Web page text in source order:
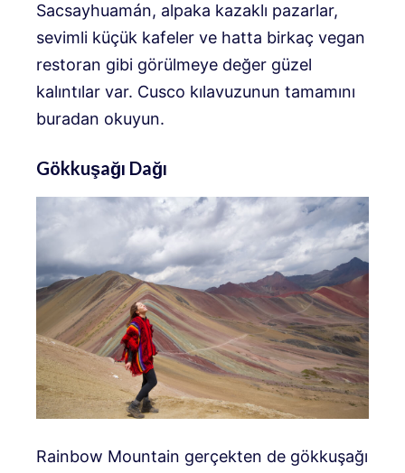
Sacsayhuamán, alpaka kazaklı pazarlar,
sevimli küçük kafeler ve hatta birkaç vegan
restoran gibi görülmeye değer güzel
kalıntılar var. Cusco kılavuzunun tamamını
buradan okuyun.
Gökkuşağı Dağı
Rainbow Mountain gerçekten de gökkuşağı